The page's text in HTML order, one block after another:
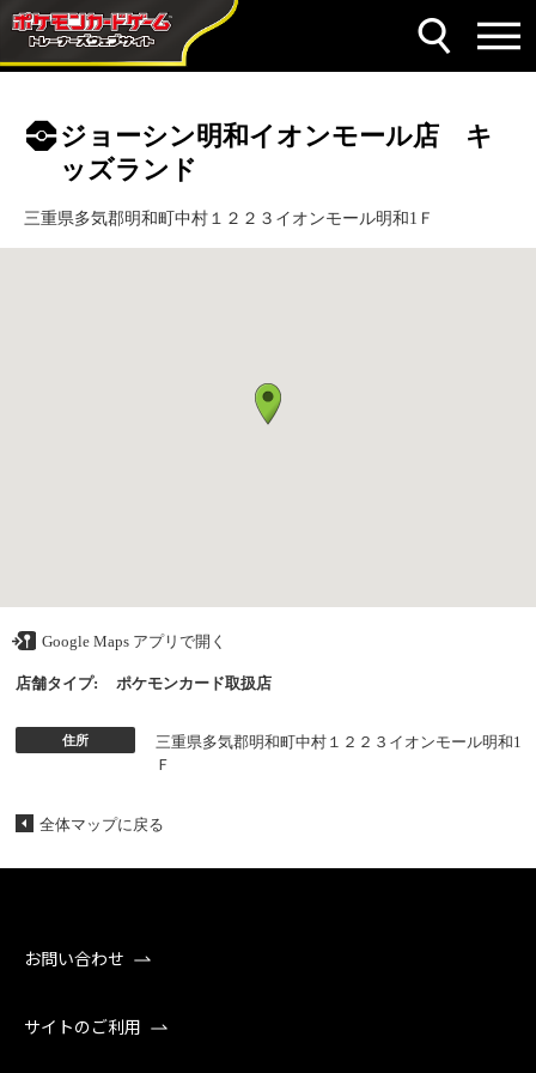
ジョーシン明和イオンモール店 キ
ッズランド
三重県多気郡明和町中村１２２３イオンモール明和1Ｆ
Google Maps アプリで開く
店舗タイプ: ポケモンカード取扱店
住所
三重県多気郡明和町中村１２２３イオンモール明和1
Ｆ
全体マップに戻る
お問い合わせ
サイトのご利用